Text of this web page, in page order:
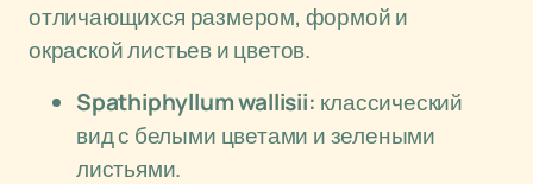
отличающихся размером, формой и
окраской листьев и цветов.
Spathiphyllum wallisii: классический
вид с белыми цветами и зелеными
листьями.